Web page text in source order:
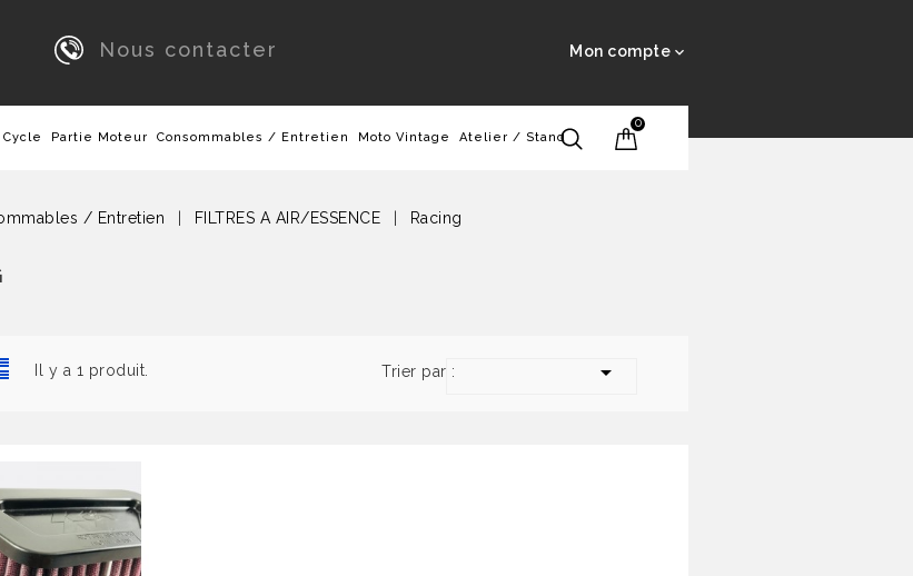
Nous contacter Mon compte 
Partie Moteur Consommables / Entretien Moto Vintage Atelier / Stand
0
/ Entretien FILTRES A AIR/ESSENCE Racing
Il y a 1 produit. Trier par : 